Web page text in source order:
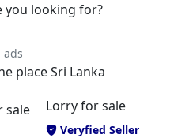
you looking for?
ads
place Sri Lanka
Lorry for sale
Veryfied Seller